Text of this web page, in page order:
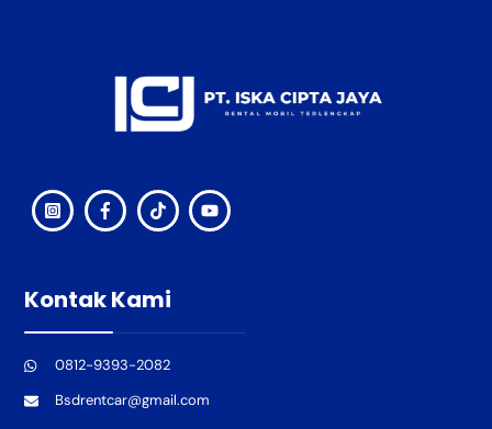
Kontak Kami
0812-9393-2082
Bsdrentcar@gmail.com